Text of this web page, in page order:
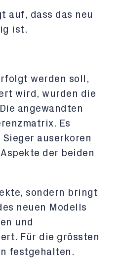
auf, dass das neu
ist.
werden soll,
wird, wurden die
angewandten
Es
auserkoren
der beiden
sondern bringt
neuen Modells
und
Für die grössten
festgehalten.